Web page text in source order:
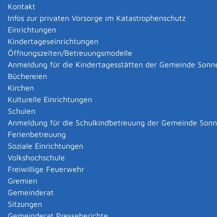
Kontakt
Infos zur privaten Vorsorge im Katastrophenschutz
Einrichtungen
Kindertageseinrichtungen
Öffnungszeiten/Betreuungsmodelle
Anmeldung für die Kindertagesstätten der Gemeinde
Büchereien
Kirchen
Kulturelle Einrichtungen
Schulen
Anmeldung für die Schulkindbetreuung der Gemeinde
Ferienbetreuung
Soziale Einrichtungen
Volkshochschule
Freiwillige Feuerwehr
Gremien
Gemeinderat
Sitzungen
Karte können Sie sich online ausweisen und zum
Beispiel Behördengänge oder Geschäftliches digital
erledigen.
Die deutsche eID-Karte können Sie als Bürgerin oder
Bürger eines anderen Mitgliedstaats der Europäischen
Union sowie Islands, Liechtensteins oder Norwegens
(Europäischer Wirtschaftsraum) erhalten – unabhängig
davon, ob Sie in Deutschland leben oder nicht.
Die Online-Ausweisfunktion der eID-Karte bietet Ihnen
als Bürgerin oder Bürger dieser Staaten die gleiche
elektronische Funktion wie der deutsche elektronische
Personalausweis oder der elektronische Aufenthaltstitel
in Deutschland. Sie können die eID-Karte unabhängig
davon beantragen, ob Ihr Heimatstaat über ein eID-
System verfügt oder nicht.
Wenn Sie die eID-Karte verwenden, können Sie jeweils
persönliche Daten digital übermitteln.